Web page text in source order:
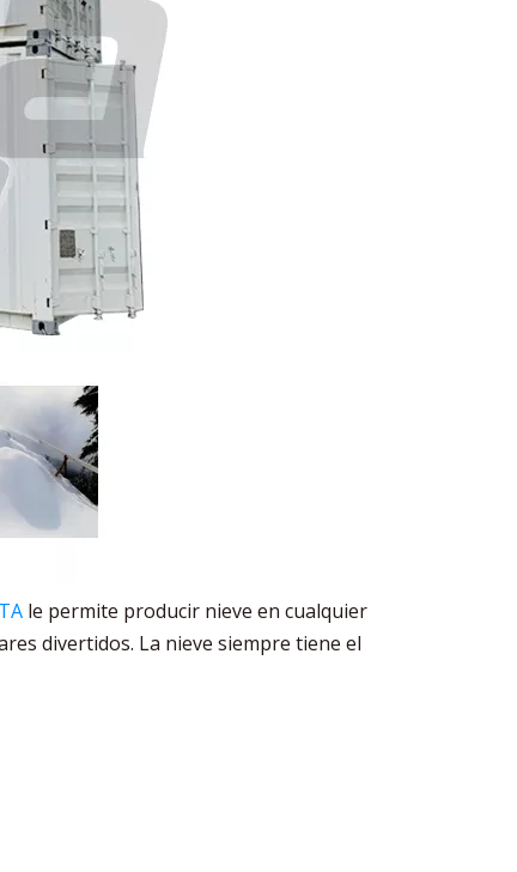
le permite producir nieve en cualquier
divertidos. La nieve siempre tiene el